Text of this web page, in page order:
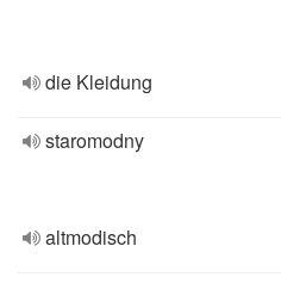
die Kleidung
staromodny
altmodisch